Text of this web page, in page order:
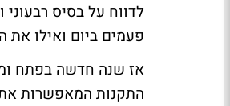
לדווח על בסיס
פעמים ביום ואילו
התקנות המאפשרות את